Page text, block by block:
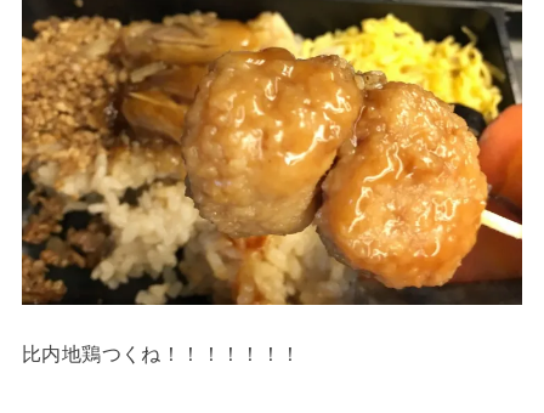
比内地鶏つくね！！！！！！！